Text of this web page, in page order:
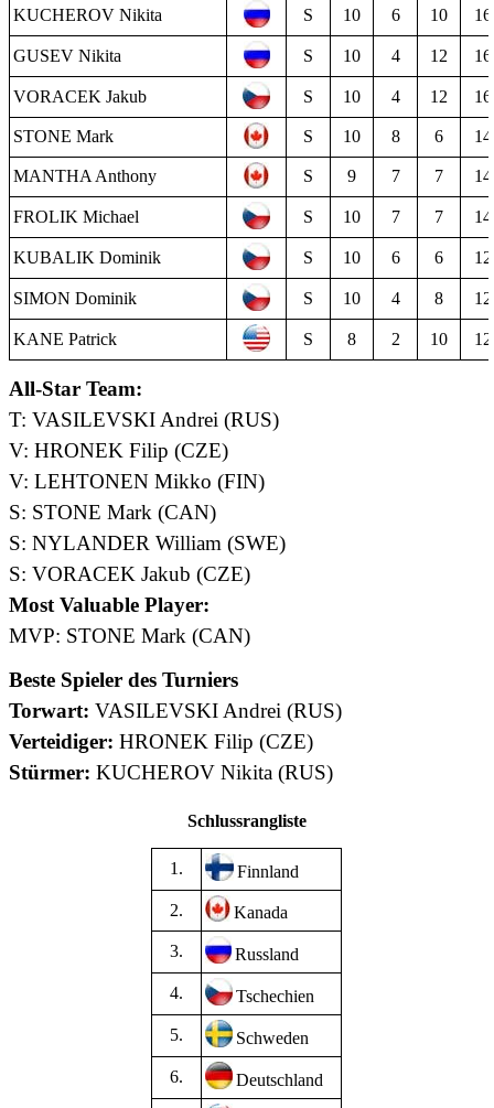
KUCHEROV Nikita S 10 6 10 16
GUSEV Nikita S 10 4 12 16
VORACEK Jakub S 10 4 12 16
STONE Mark S 10 8 6 14
MANTHA Anthony S 9 7 7 14
FROLIK Michael S 10 7 7 14
KUBALIK Dominik S 10 6 6 12
SIMON Dominik S 10 4 8 12
KANE Patrick S 8 2 10 12
All-Star Team:
T: VASILEVSKI Andrei (RUS)
V: HRONEK Filip (CZE)
V: LEHTONEN Mikko (FIN)
S: STONE Mark (CAN)
S: NYLANDER William (SWE)
S: VORACEK Jakub (CZE)
Most Valuable Player:
MVP: STONE Mark (CAN)
Beste Spieler des Turniers
Torwart: VASILEVSKI Andrei (RUS)
Verteidiger: HRONEK Filip (CZE)
Stürmer: KUCHEROV Nikita (RUS)
Schlussrangliste
1. Finnland
2. Kanada
3. Russland
4. Tschechien
5. Schweden
6. Deutschland